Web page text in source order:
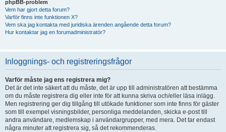
phpBB-problem
Vem har gjort detta forum?
Varför finns inte funktionen X?
Vem ska jag kontakta med juridiska ärenden angående detta forum?
Hur kontaktar jag en forumadministratör?
Inloggnings- och registreringsfrågor
Varför måste jag ens registrera mig?
Det är det inte säkert att du måste, det är upp till administratören att bestämma
om du måste registrera dig eller inte för att kunna skriva och/eller läsa inlägg.
Men registrering ger dig tillgång till utökade funktioner som inte finns för gäster
som till exempel visningsbilder, personliga meddelanden, skicka e-post till
andra användare, medlemskap i användargrupper, med mera. Det tar endast
några minuter att registrera sig, så det rekommenderas.